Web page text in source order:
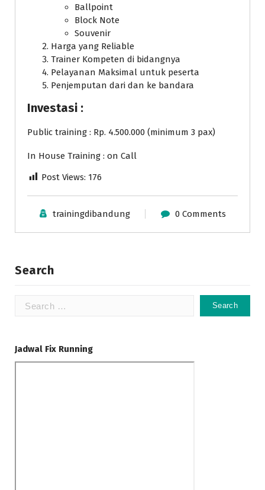
Ballpoint
Block Note
Souvenir
Harga yang Reliable
Trainer Kompeten di bidangnya
Pelayanan Maksimal untuk peserta
Penjemputan dari dan ke bandara
Investasi :
Public training : Rp. 4.500.000 (minimum 3 pax)
In House Training : on Call
Post Views: 176
trainingdibandung 0 Comments
Search
Search
Jadwal Fix Running